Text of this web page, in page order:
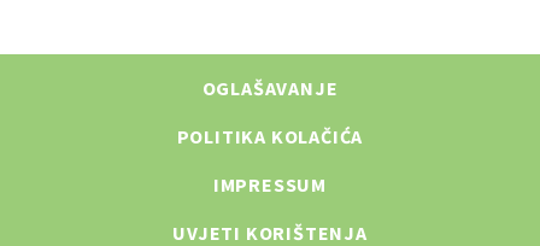
OGLAŠAVANJE
POLITIKA KOLAČIĆA
IMPRESSUM
UVJETI KORIŠTENJA